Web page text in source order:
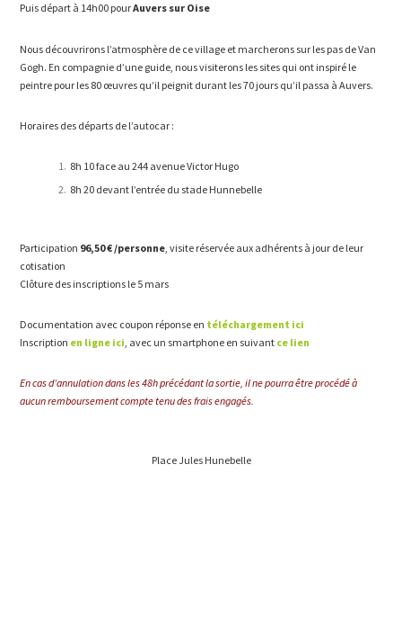
Puis départ à 14h00 pourAuvers sur Oise
Nous découvrirons l’atmosphère de ce village et marcherons sur les pas de Van
Gogh. En compagnie d’une guide, nous visiterons les sites qui ont inspiré le
peintre pour les 80 œuvres qu’il peignit durant les 70 jours qu’il passa à Auvers.
Horaires des départs de l’autocar :
8h 10 face au 244 avenue Victor Hugo
8h 20 devant l’entrée du stade Hunnebelle
Participation 96,50 € /personne, visite réservée aux adhérents à jour de leur
cotisation
Clôture des inscriptions le 5 mars
Documentation avec coupon réponse en téléchargement ici
Inscription en ligne ici, avec un smartphone en suivant ce lien
En cas d’annulation dans les 48h précédant la sortie, il ne pourra être procédé à
aucun remboursement compte tenu des frais engagés.
Place Jules Hunebelle